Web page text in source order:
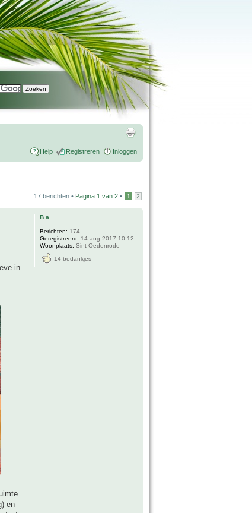
Help Registreren Inloggen
17 berichten • Pagina 1 van 2 • 1 2
in
en
B.a
Berichten: 174
Geregistreerd: 14 aug 2017 10:12
Woonplaats: Sint-Oedenrode
14 bedankjes